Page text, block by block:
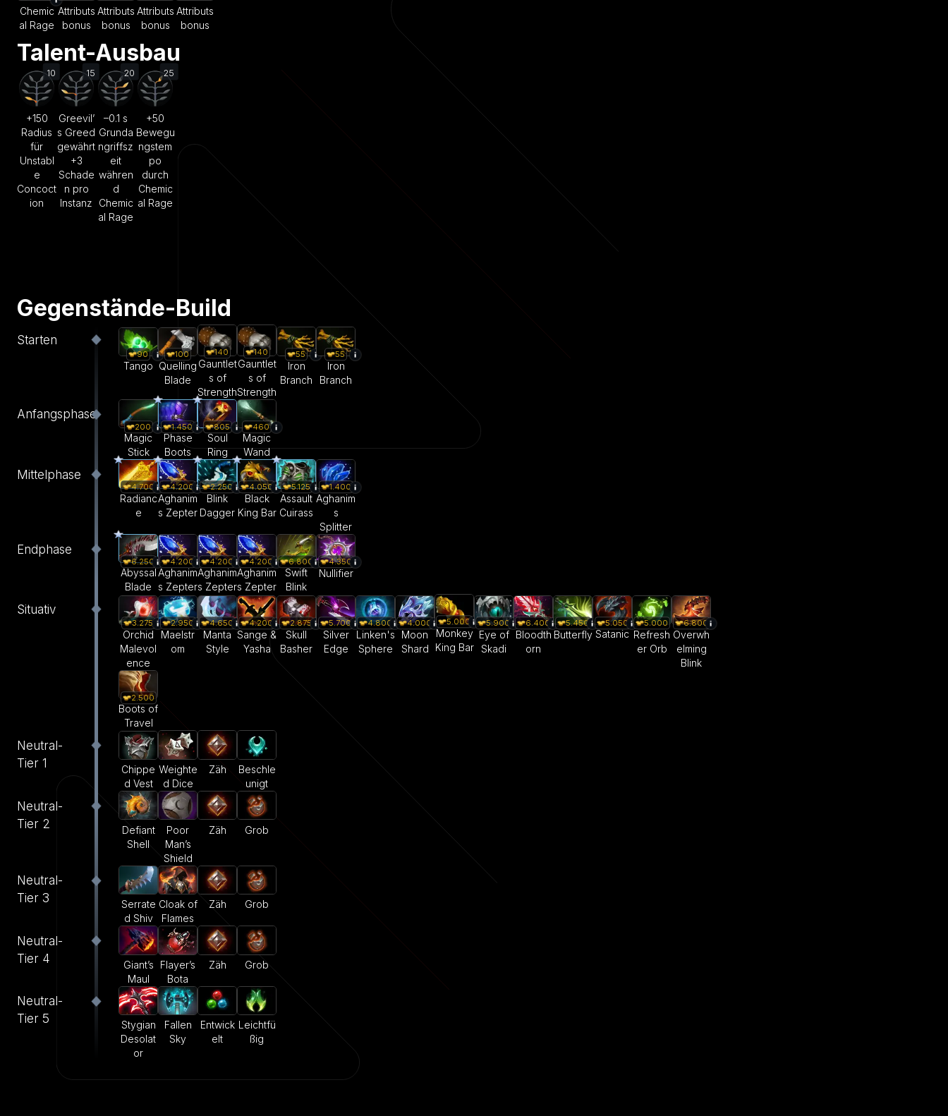
Chemic
al Rage
Attributs
bonus
Attributs
bonus
Attributs
bonus
Attributs
bonus
Talent-Ausbau
10
+150
Radius
für
Unstabl
e
Concoct
ion
15
Greevil’
s Greed
gewährt
+3
Schade
n pro
Instanz
20
–0.1 s
Grunda
ngriffsz
eit
währen
d
Chemic
al Rage
25
+50
Bewegu
ngstem
po
durch
Chemic
al Rage
Gegenstände-Build
Starten
90
Tango
100
Quelling
Blade
140
Gauntlet
s of
Strength
140
Gauntlet
s of
Strength
55
Iron
Branch
55
Iron
Branch
Anfangsphase
200
Magic
Stick
1.450
Phase
Boots
805
Soul
Ring
460
Magic
Wand
Mittelphase
4.700
Radianc
e
4.200
Aghanim
s Zepter
2.250
Blink
Dagger
4.050
Black
King Bar
5.125
Assault
Cuirass
1.400
Aghanim
s
Splitter
Endphase
6.250
Abyssal
Blade
4.200
Aghanim
s Zepter
4.200
Aghanim
s Zepter
4.200
Aghanim
s Zepter
6.800
Swift
Blink
4.350
Nullifier
Situativ
3.275
Orchid
Malevol
ence
2.950
Maelstr
om
4.650
Manta
Style
4.200
Sange &
Yasha
2.875
Skull
Basher
5.700
Silver
Edge
4.800
Linken's
Sphere
4.000
Moon
Shard
5.000
Monkey
King Bar
5.900
Eye of
Skadi
6.400
Bloodth
orn
5.450
Butterfly
5.050
Satanic
5.000
Refresh
er Orb
6.800
Overwh
elming
Blink
2.500
Boots of
Travel
Neutral-
Tier 1
Chippe
d Vest
Weighte
d Dice
Zäh
Beschle
unigt
Neutral-
Tier 2
Defiant
Shell
Poor
Man’s
Shield
Zäh Grob
Neutral-
Tier 3
Serrate
d Shiv
Cloak of
Flames
Zäh Grob
Neutral-
Tier 4
Giant’s
Maul
Flayer’s
Bota
Zäh Grob
Neutral-
Tier 5
Stygian
Desolat
or
Fallen
Sky
Entwick
elt
Leichtfü
ßig